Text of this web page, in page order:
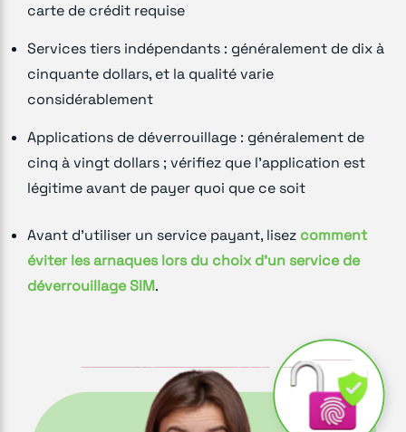
carte de crédit requise
Services tiers indépendants : généralement de dix à
cinquante dollars, et la qualité varie
considérablement
Applications de déverrouillage : généralement de
cinq à vingt dollars ; vérifiez que l'application est
légitime avant de payer quoi que ce soit
Avant d'utiliser un service payant, lisez comment
éviter les arnaques lors du choix d'un service de
déverrouillage SIM.